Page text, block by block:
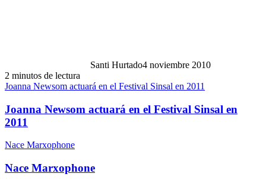
Santi Hurtado4 noviembre 2010
2 minutos de lectura
Joanna Newsom actuará en el Festival Sinsal en 2011
Joanna Newsom actuará en el Festival Sinsal en
2011
Nace Marxophone
Nace Marxophone